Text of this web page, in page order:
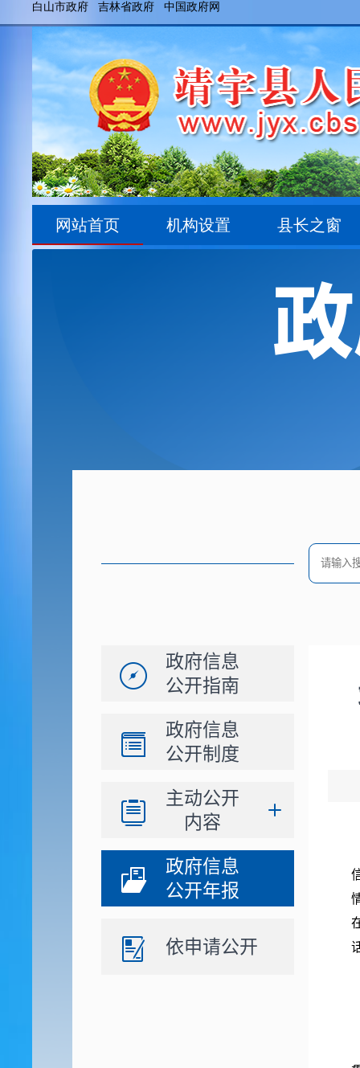
政府信息
公开指南
政府信息
公开制度
主动公开
内容
政府信息
公开年报
依申请公开